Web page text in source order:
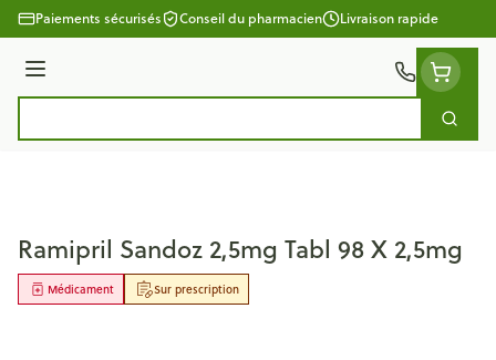
Aller au contenu
Paiements sécurisés Conseil du pharmacien Livraison rapide
Menu
Ramipril Sandoz 2,5mg Tabl 98 X 2,5mg
Sur prescription
Médicament